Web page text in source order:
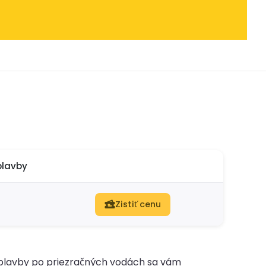
Zistiť cenu
po priezračných vodách sa vám